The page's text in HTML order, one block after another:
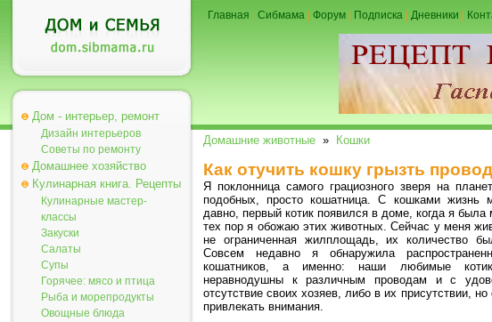
Дом - интерьер, ремонт
Дизайн интерьеров
Советы по ремонту
Домашнее хозяйство
Кулинарная книга. Рецепты
Кулинарные мастер-
классы
Закуски
Салаты
Супы
Горячее: мясо и птица
Рыба и морепродукты
Овощные блюда
Главная Сибмама Форум Подписка Дневники
Домашние животные » Кошки
Как отучить кошку грызть
Я поклонница самого грациозного зверя на
подобных, просто кошатница. С кошками жизнь
давно, первый котик появился в доме, когда я была
тех пор я обожаю этих животных. Сейчас у меня
не ограниченная жилплощадь, их количество
Совсем недавно я обнаружила
кошатников, а именно: наши любимые
неравнодушны к различным проводам и с
отсутствие своих хозяев, либо в их присутствии,
привлекать внимания.